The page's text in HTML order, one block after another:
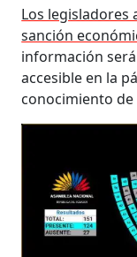
Los legisladores
sanción
información
accesible en la
conocimiento de